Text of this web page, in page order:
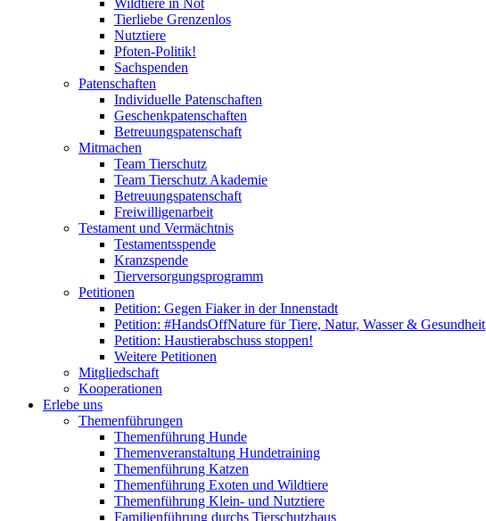
Wildtiere in Not
Tierliebe Grenzenlos
Nutztiere
Pfoten-Politik!
Sachspenden
Patenschaften
Individuelle Patenschaften
Geschenkpatenschaften
Betreuungspatenschaft
Mitmachen
Team Tierschutz
Team Tierschutz Akademie
Betreuungspatenschaft
Freiwilligenarbeit
Testament und Vermächtnis
Testamentsspende
Kranzspende
Tierversorgungsprogramm
Petitionen
Petition: Gegen Fiaker in der Innenstadt
Petition: #HandsOffNature für Tiere, Natur, Wasser & Gesundheit
Petition: Haustierabschuss stoppen!
Weitere Petitionen
Mitgliedschaft
Kooperationen
Erlebe uns
Themenführungen
Themenführung Hunde
Themenveranstaltung Hundetraining
Themenführung Katzen
Themenführung Exoten und Wildtiere
Themenführung Klein- und Nutztiere
Familienführung durchs Tierschutzhaus